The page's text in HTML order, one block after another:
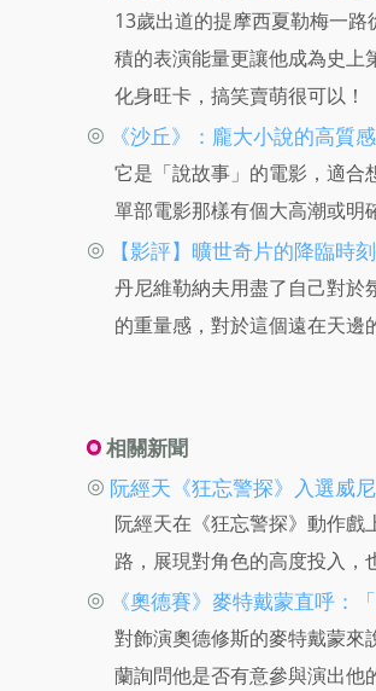
13歲出道的提摩西夏勒梅一
積的表演能量更讓他成為史上
化身旺卡，搞笑賣萌很可以！
◎ 《沙丘》：龐大小說的高質
它是「說故事」的電影，適合
單部電影那樣有個大高潮或明
◎ 【影評】曠世奇片的降臨時
丹尼維勒納夫用盡了自己對於
的重量感，對於這個遠在天邊
相關新聞
◎ 阮經天《狂忘警探》入選威
阮經天在《狂忘警探》動作
路，展現對角色的高度投入，
◎ 《奧德賽》麥特戴蒙直呼：
對飾演奧德修斯的麥特戴蒙來
蘭詢問他是否有意參與演出他